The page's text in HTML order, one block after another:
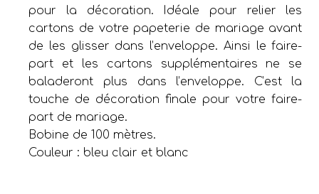
pour la décoration. Idéale pour relier les
cartons de votre papeterie de mariage avant
de les glisser dans l’enveloppe. Ainsi le faire-
part et les cartons supplémentaires ne se
baladeront plus dans l’enveloppe. C’est la
touche de décoration finale pour votre faire-
part de mariage.
Bobine de 100 mètres.
Couleur : bleu clair et blanc